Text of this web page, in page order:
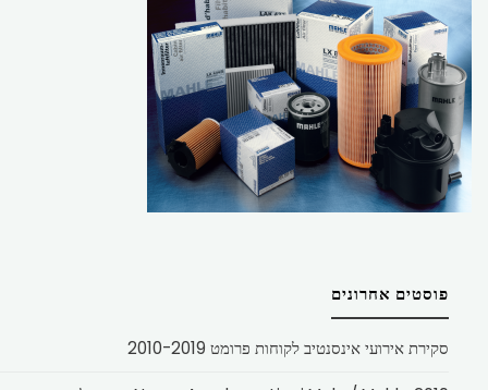
פוסטים אחרונים
סקירת אירועי אינסנטיב לקוחות פרומט 2010-2019